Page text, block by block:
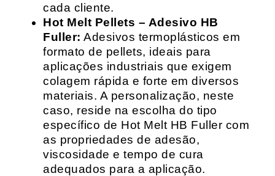
cada cliente.
Hot Melt Pellets – Adesivo HB
Fuller: Adesivos termoplásticos em
formato de pellets, ideais para
aplicações industriais que exigem
colagem rápida e forte em diversos
materiais. A personalização, neste
caso, reside na escolha do tipo
específico de Hot Melt HB Fuller com
as propriedades de adesão,
viscosidade e tempo de cura
adequados para a aplicação.